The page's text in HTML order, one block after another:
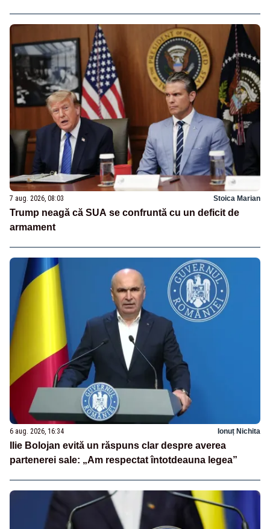
7 aug. 2026, 08:03 Stoica Marian
Trump neagă că SUA se confruntă cu un deficit de
armament
6 aug. 2026, 16:34 Ionuț Nichita
Ilie Bolojan evită un răspuns clar despre averea
partenerei sale: „Am respectat întotdeauna legea”